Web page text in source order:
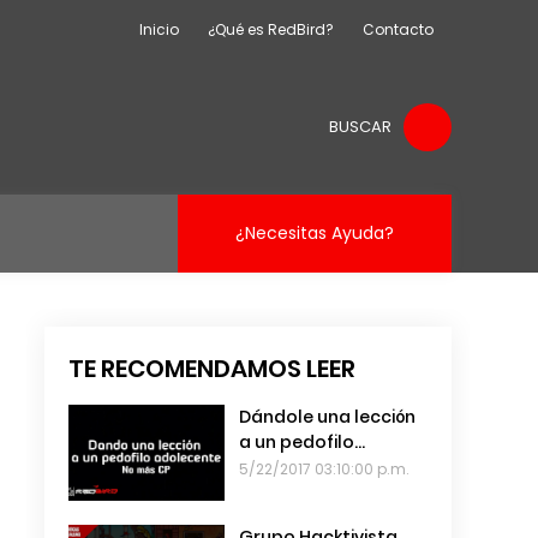
Inicio ¿Qué es RedBird? Contacto
BUSCAR
¿Necesitas Ayuda?
TE RECOMENDAMOS LEER
Dándole una lección
a un pedofilo
adolescente
5/22/2017 03:10:00 p.m.